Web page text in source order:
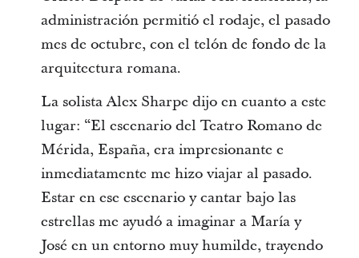
administración permitió el rodaje, el pasado
mes de octubre, con el telón de fondo de la
arquitectura romana.
La solista Alex Sharpe dijo en cuanto a este
lugar: “El escenario del Teatro Romano de
Mérida, España, era impresionante e
inmediatamente me hizo viajar al pasado.
Estar en ese escenario y cantar bajo las
estrellas me ayudó a imaginar a María y
José en un entorno muy humilde, trayendo